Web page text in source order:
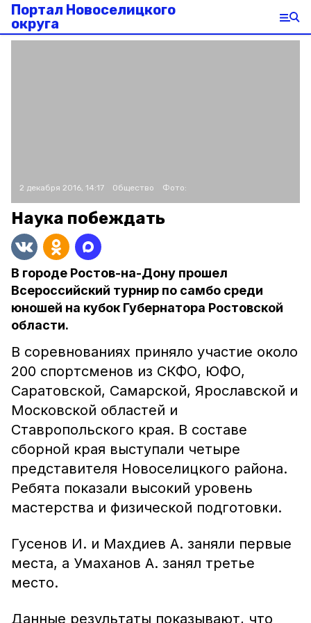
Портал Новоселицкого
округа
2 декабря 2016, 14:17 Общество Фото:
Наука побеждать
В городе Ростов-на-Дону прошел
Всероссийский турнир по самбо среди
юношей на кубок Губернатора Ростовской
области.
В соревнованиях приняло участие около
200 спортсменов из СКФО, ЮФО,
Саратовской, Самарской, Ярославской и
Московской областей и
Ставропольского края. В составе
сборной края выступали четыре
представителя Новоселицкого района.
Ребята показали высокий уровень
мастерства и физической подготовки.
Гусенов И. и Махдиев А. заняли первые
места, а Умаханов А. занял третье
место.
Данные результаты показывают, что